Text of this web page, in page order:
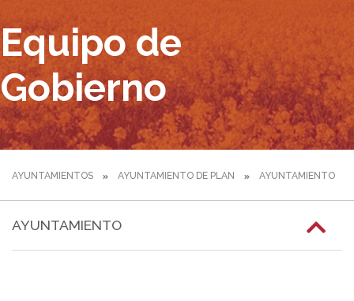
Equipo de
Gobierno
AYUNTAMIENTOS AYUNTAMIENTO DE PLAN AYUNTAMIENTO
AYUNTAMIENTO